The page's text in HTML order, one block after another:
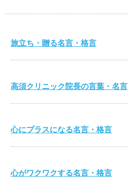
旅立ち・贈る名言・格言
高須クリニック院長の言葉・名言
心にプラスになる名言・格言
心がワクワクする名言・格言